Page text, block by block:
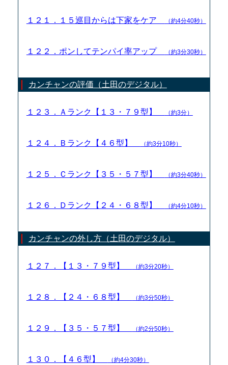
１２１．１５巡目からは下家をケア （約4分40秒）
１２２．ポンしてテンパイ率アップ （約3分30秒）
カンチャンの評価（土田のデジタル）
１２３．Ａランク【１３・７９型】 （約3分）
１２４．Ｂランク【４６型】 （約3分10秒）
１２５．Ｃランク【３５・５７型】 （約3分40秒）
１２６．Ｄランク【２４・６８型】 （約4分10秒）
カンチャンの外し方（土田のデジタル）
１２７．【１３・７９型】 （約3分20秒）
１２８．【２４・６８型】 （約3分50秒）
１２９．【３５・５７型】 （約2分50秒）
１３０．【４６型】 （約4分30秒）